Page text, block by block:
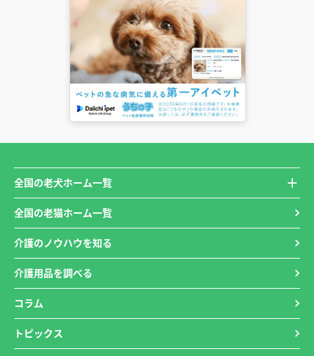
全国の老犬ホーム一覧
全国の老猫ホーム一覧
介護のノウハウを知る
介護用品を調べる
コラム
トピックス